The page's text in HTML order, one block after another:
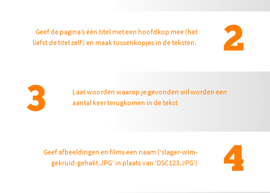
2
Geef de pagina’s één titel met een hoofdkop mee (het
liefst de titel zelf) en maak tussenkopjes in de teksten.
3
Laat woorden waarop je gevonden wil worden een
aantal keer terugkomen in de tekst
4
Geef afbeeldingen en films een naam (‘slager-wim-
gekruid-gehakt.JPG’ in plaats van ‘DSC123.JPG’)